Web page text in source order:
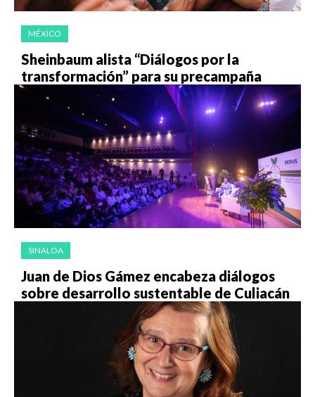
MÉXICO
Sheinbaum alista “Diálogos por la
transformación” para su precampaña
SINALOA
Juan de Dios Gámez encabeza diálogos
sobre desarrollo sustentable de Culiacán